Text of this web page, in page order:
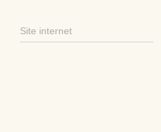
Site internet